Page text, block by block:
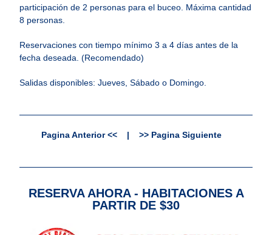
participación de 2 personas para el buceo. Máxima cantidad
8 personas.
Reservaciones con tiempo mínimo 3 a 4 días antes de la
fecha deseada. (Recomendado)
Salidas disponibles: Jueves, Sábado o Domingo.
Pagina Anterior <<| >> Pagina Siguiente
RESERVA AHORA - HABITACIONES A
PARTIR DE $30